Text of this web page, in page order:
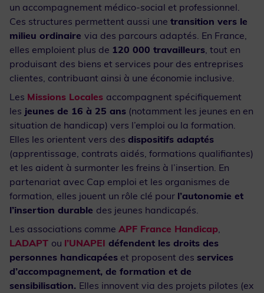
un accompagnement médico-social et professionnel.
Ces structures permettent aussi une transition vers le
milieu ordinaire via des parcours adaptés. En France,
elles emploient plus de 120 000 travailleurs, tout en
produisant des biens et services pour des entreprises
clientes, contribuant ainsi à une économie inclusive.
Les Missions Locales accompagnent spécifiquement
les jeunes de 16 à 25 ans (notamment les jeunes en en
situation de handicap) vers l’emploi ou la formation.
Elles les orientent vers des dispositifs adaptés
(apprentissage, contrats aidés, formations qualifiantes)
et les aident à surmonter les freins à l’insertion. En
partenariat avec Cap emploi et les organismes de
formation, elles jouent un rôle clé pour l’autonomie et
l’insertion durable des jeunes handicapés.
Les associations comme APF France Handicap,
LADAPT ou l’UNAPEI défendent les droits des
personnes handicapées et proposent des services
d’accompagnement, de formation et de
sensibilisation. Elles innovent via des projets pilotes (ex